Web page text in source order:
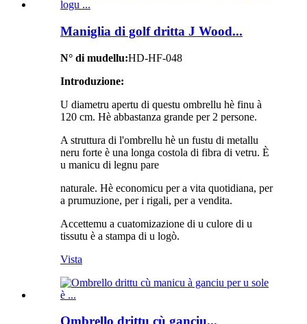
Maniglia di golf dritta J Wood...
N° di mudellu:HD-HF-048
Introduzione:
U diametru apertu di questu ombrellu hè finu à
120 cm. Hè abbastanza grande per 2 persone.
A struttura di l'ombrellu hè un fustu di metallu
neru forte è una longa costola di fibra di vetru. È
u manicu di legnu pare
naturale. Hè economicu per a vita quotidiana, per
a prumuzione, per i rigali, per a vendita.
Accettemu a cuatomizazione di u culore di u
tissutu è a stampa di u logò.
Vista
Ombrello drittu cù ganciu...